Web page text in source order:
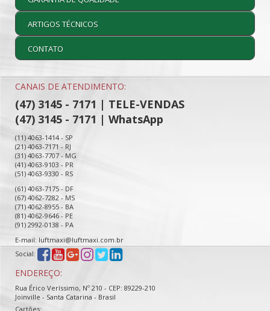
ARTIGOS TÉCNICOS
CONTATO
CANAIS DE ATENDIMENTO:
(47) 3145 - 7171 | TELE-VENDAS
(47) 3145 - 7171 | WhatsApp
(11) 4063-1414 - SP
(21) 4063-7171 - RJ
(31) 4063-7707 - MG
(41) 4063-9103 - PR
(51) 4063-9330 - RS
(61) 4063-7175 - DF
(67) 4062-7282 - MS
(71) 4062-8955 - BA
(81) 4062-9646 - PE
(91) 2992-0138 - PA
E-mail: luftmaxi@luftmaxi.com.br
Social:
ENDEREÇO:
Rua Érico Veríssimo, Nº 210 - CEP: 89229-210
Joinville - Santa Catarina - Brasil
Cartões: